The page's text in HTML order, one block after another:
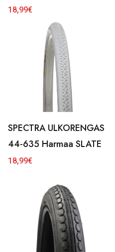
18,99€
SPECTRA ULKORENGAS
44-635 Harmaa SLATE
18,99€